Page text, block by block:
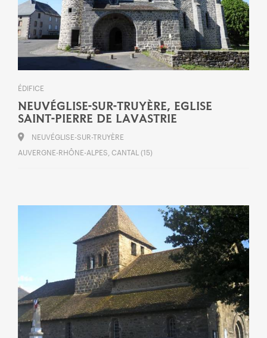
ÉDIFICE
NEUVÉGLISE-SUR-TRUYÈRE, EGLISE
SAINT-PIERRE DE LAVASTRIE
NEUVÉGLISE-SUR-TRUYÈRE
AUVERGNE-RHÔNE-ALPES, CANTAL (15)